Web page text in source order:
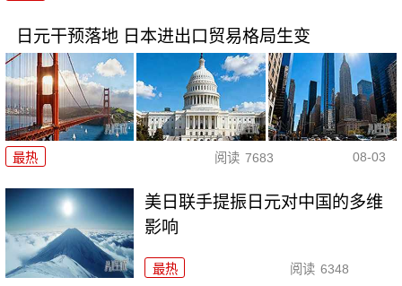
日元干预落地 日本进出口贸易格局生变
最热 阅读 7683 08-03
美日联手提振日元对中国的多维
影响
最热 阅读 6348